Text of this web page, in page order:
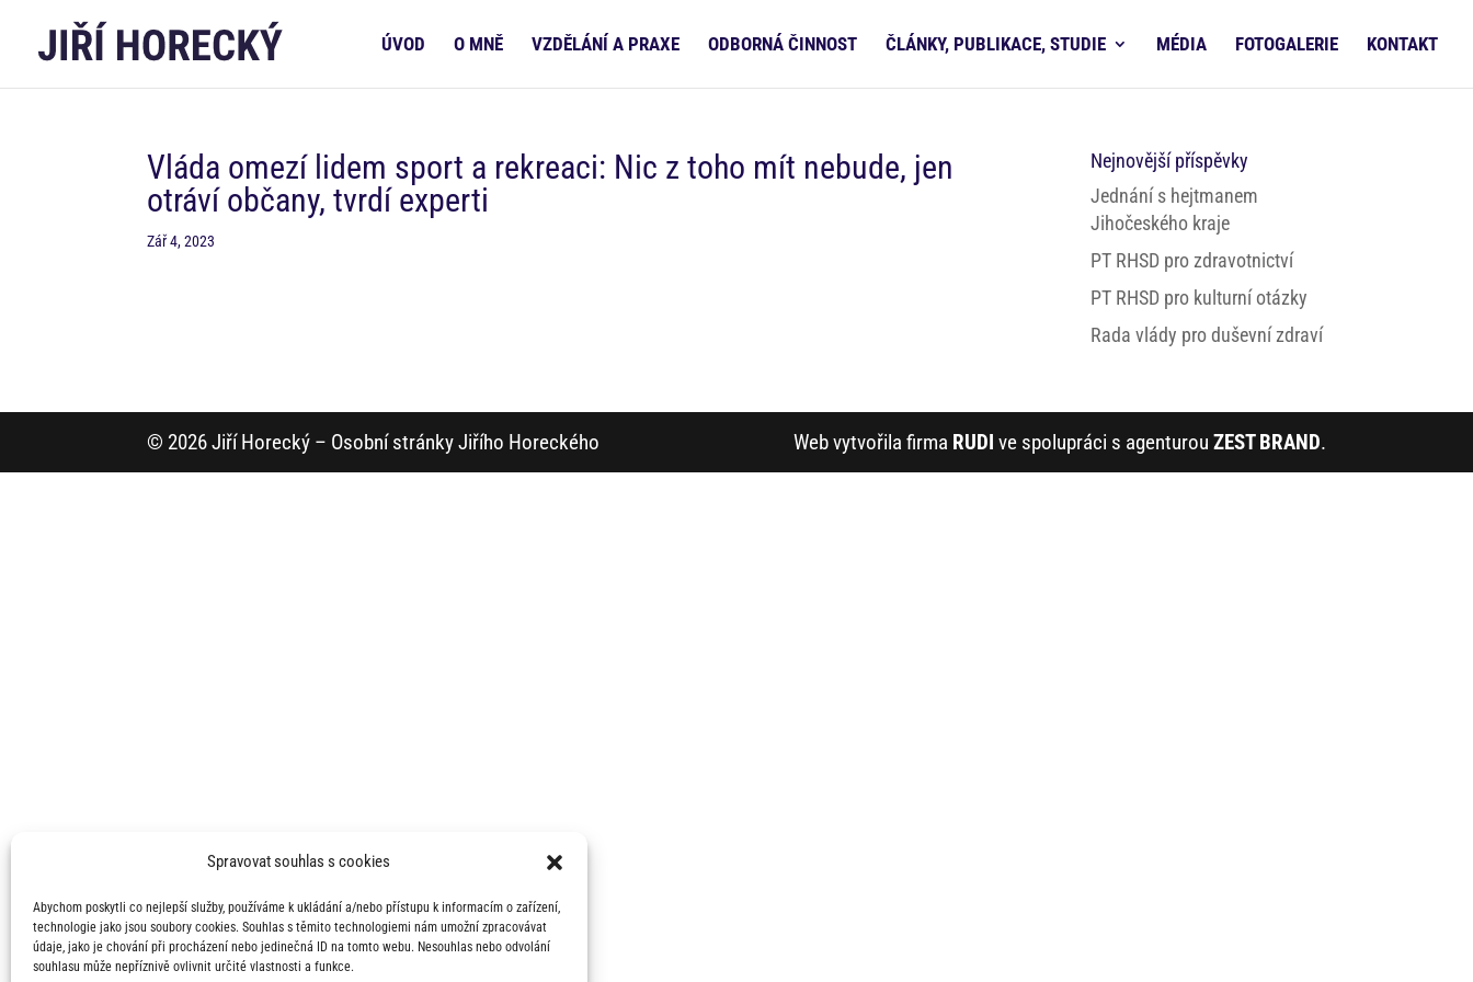
Spravovat souhlas s cookies
Abychom poskytli co nejlepší služby, používáme k ukládání a/nebo přístupu k informacím o zařízení,
technologie jako jsou soubory cookies. Souhlas s těmito technologiemi nám umožní zpracovávat
údaje, jako je chování při procházení nebo jedinečná ID na tomto webu. Nesouhlas nebo odvolání
souhlasu může nepříznivě ovlivnit určité vlastnosti a funkce.
ÚVOD O MNĚ VZDĚLÁNÍ A PRAXE ODBORNÁ ČINNOST ČLÁNKY, PUBLIKACE, STUDIE MÉDIA FOTOGALERIE KONTAKT
Vláda omezí lidem sport a rekreaci: Nic z toho mít nebude, jen
otráví občany, tvrdí experti
Zář 4, 2023
Nejnovější příspěvky
Jednání s hejtmanem
Jihočeského kraje
PT RHSD pro zdravotnictví
PT RHSD pro kulturní otázky
Rada vlády pro duševní zdraví
© 2026 Jiří Horecký – Osobní stránky Jiřího Horeckého Web vytvořila firma RUDI ve spolupráci s agenturou ZEST BRAND.